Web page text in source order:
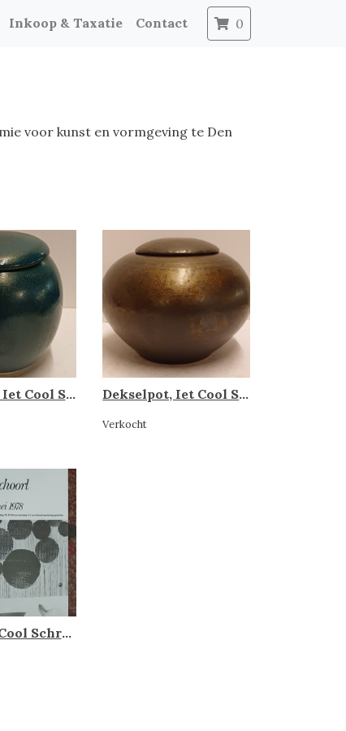
Inkoop & Taxatie Contact 0
voor kunst en vormgeving te Den
Dekselpot, Iet Cool Schoorl
Dekselpot, Iet Cool Schoorl
Verkocht
Poster Iet Cool Schrool